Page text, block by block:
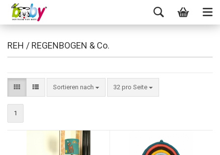
REH / REGENBOGEN & Co.
Sortieren nach 32 pro Seite
1